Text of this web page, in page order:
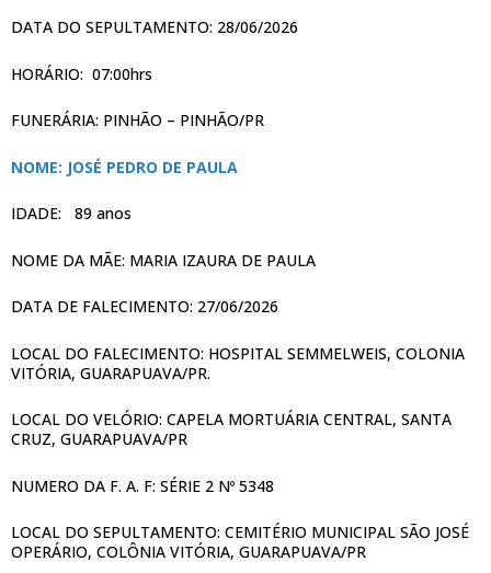
DATA DO SEPULTAMENTO: 28/06/2026
HORÁRIO: 07:00hrs
FUNERÁRIA: PINHÃO – PINHÃO/PR
NOME: JOSÉ PEDRO DE PAULA
IDADE: 89 anos
NOME DA MÃE: MARIA IZAURA DE PAULA
DATA DE FALECIMENTO: 27/06/2026
LOCAL DO FALECIMENTO: HOSPITAL SEMMELWEIS, COLONIA
VITÓRIA, GUARAPUAVA/PR.
LOCAL DO VELÓRIO: CAPELA MORTUÁRIA CENTRAL, SANTA
CRUZ, GUARAPUAVA/PR
NUMERO DA F. A. F: SÉRIE 2 Nº 5348
LOCAL DO SEPULTAMENTO: CEMITÉRIO MUNICIPAL SÃO JOSÉ
OPERÁRIO, COLÔNIA VITÓRIA, GUARAPUAVA/PR